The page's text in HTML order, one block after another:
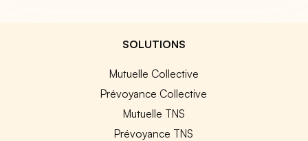
SOLUTIONS
Mutuelle Collective
Prévoyance Collective
Mutuelle TNS
Prévoyance TNS